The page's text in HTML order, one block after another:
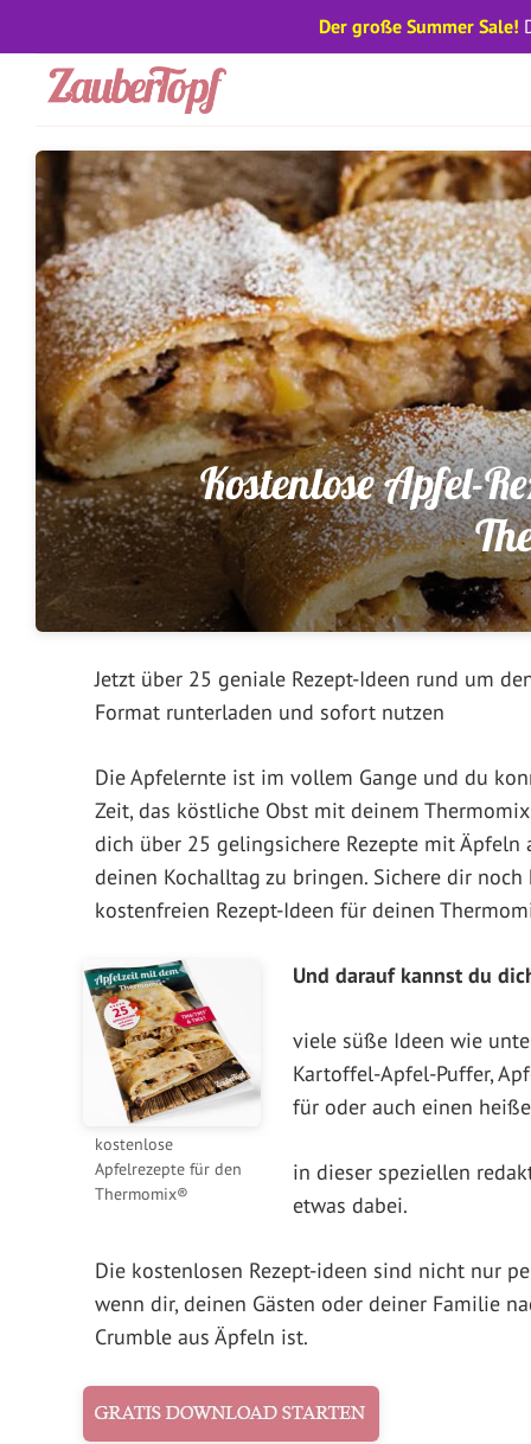
Zum
Inhalt
Kostenlose Apfel-
Jetzt über 25 geniale Rezept-Ideen rund um
Format runterladen und sofort nutzen
Die Apfelernte ist im vollem Gange und du
Zeit, das köstliche Obst mit deinem
dich über 25 gelingsichere Rezepte mit
deinen Kochalltag zu bringen. Sichere dir
kostenfreien Rezept-Ideen für deinen
kostenlose
Apfelrezepte für den
Thermomix®
Und darauf kannst du
viele süße Ideen wie
Kartoffel-Apfel-Puffer,
für oder auch einen
in dieser speziellen
etwas dabei.
Die kostenlosen Rezept-ideen sind nicht nur
wenn dir, deinen Gästen oder deiner Familie
Crumble aus Äpfeln ist.
Der große Summer Sale!